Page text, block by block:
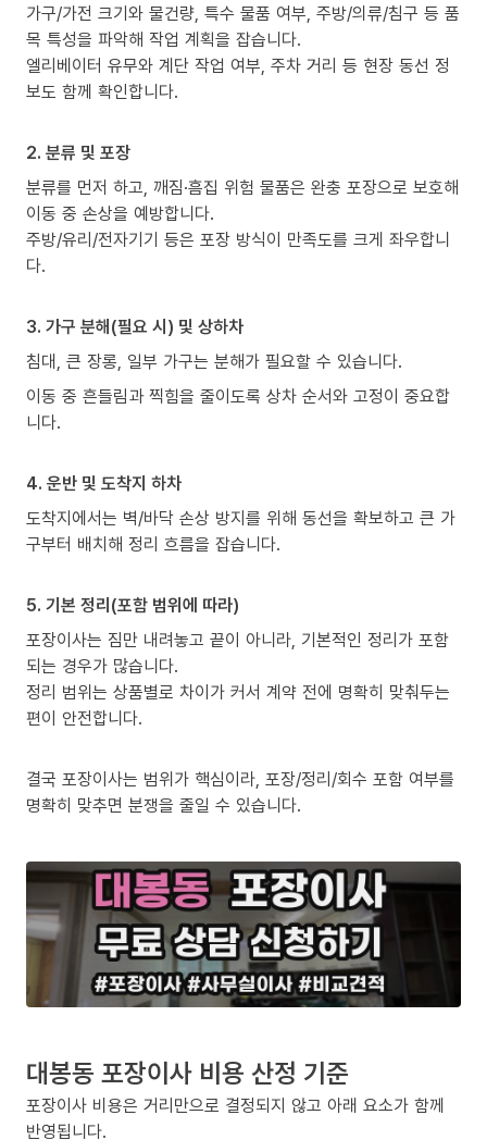
가구/가전 크기와 물건량, 특수 물품 여부, 주방/의류/침구 등 품
목 특성을 파악해 작업 계획을 잡습니다.
엘리베이터 유무와 계단 작업 여부, 주차 거리 등 현장 동선 정
보도 함께 확인합니다.
2. 분류 및 포장
분류를 먼저 하고, 깨짐·흠집 위험 물품은 완충 포장으로 보호해
이동 중 손상을 예방합니다.
주방/유리/전자기기 등은 포장 방식이 만족도를 크게 좌우합니
다.
3. 가구 분해(필요 시) 및 상하차
침대, 큰 장롱, 일부 가구는 분해가 필요할 수 있습니다.
이동 중 흔들림과 찍힘을 줄이도록 상차 순서와 고정이 중요합
니다.
4. 운반 및 도착지 하차
도착지에서는 벽/바닥 손상 방지를 위해 동선을 확보하고 큰 가
구부터 배치해 정리 흐름을 잡습니다.
5. 기본 정리(포함 범위에 따라)
포장이사는 짐만 내려놓고 끝이 아니라, 기본적인 정리가 포함
되는 경우가 많습니다.
정리 범위는 상품별로 차이가 커서 계약 전에 명확히 맞춰두는
편이 안전합니다.
결국 포장이사는 범위가 핵심이라, 포장/정리/회수 포함 여부를
명확히 맞추면 분쟁을 줄일 수 있습니다.
대봉동 포장이사 비용 산정 기준
포장이사 비용은 거리만으로 결정되지 않고 아래 요소가 함께
반영됩니다.